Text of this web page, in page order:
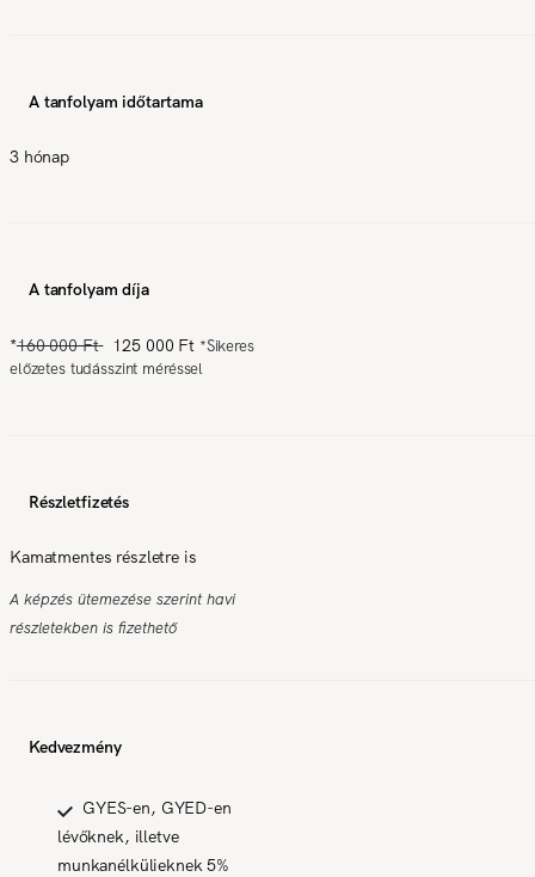
A tanfolyam időtartama
3 hónap
A tanfolyam díja
*160 000 Ft 125 000 Ft *Sikeres
előzetes tudásszint méréssel
Részletfizetés
Kamatmentes részletre is
A képzés ütemezése szerint havi
részletekben is fizethető
Kedvezmény
GYES-en, GYED-en
lévőknek, illetve
munkanélkülieknek 5%